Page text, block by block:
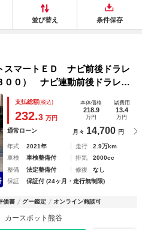
並び替え 条件保存
スマートＥＤ ナビ前後ドラレ
００） ナビ連動前後ドラレ
前席パワーシート フロン
追従クルコン エックスモー
支払総額(税込)
232.3 万円
本体価格
218.9
万円
諸費用
13.4
万円
通常ローン 月々 14,700 円
年式 2021年 走行
2.9万km
車検
車検整備付 排気
2000cc
整備
法定整備付 修復
なし
保証
保証付 (24ヶ月・走行無制限)
価書 グー鑑定 オンライン商談可
ースポット熊谷